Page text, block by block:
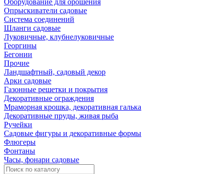
Оборудование для орошения
Опрыскиватели садовые
Система соединений
Шланги садовые
Луковичные, клубнелуковичные
Георгины
Бегонии
Прочие
Ландшафтный, садовый декор
Арки садовые
Газонные решетки и покрытия
Декоративные ограждения
Мраморная крошка, декоративная галька
Декоративные пруды, живая рыба
Ручейки
Садовые фигуры и декоративные формы
Флюгеры
Фонтаны
Часы, фонари садовые